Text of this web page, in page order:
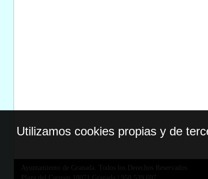
Ayuntamiento de Granada. Todos los Derechos Reservados.
Utilizamos cookies propias y de